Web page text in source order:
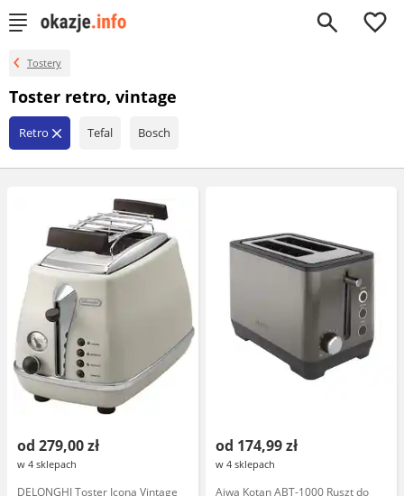
0
Tostery
Toster retro, vintage
Retro close Tefal Bosch
od 279,00 zł
w 4 sklepach
DELONGHI Toster Icona Vintage
od 174,99 zł
w 4 sklepach
Aiwa Kotan ABT-1000 Ruszt do